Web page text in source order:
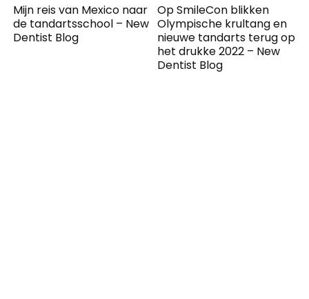
Mijn reis van Mexico naar
de tandartsschool – New
Dentist Blog
Op SmileCon blikken
Olympische krultang en
nieuwe tandarts terug op
het drukke 2022 – New
Dentist Blog